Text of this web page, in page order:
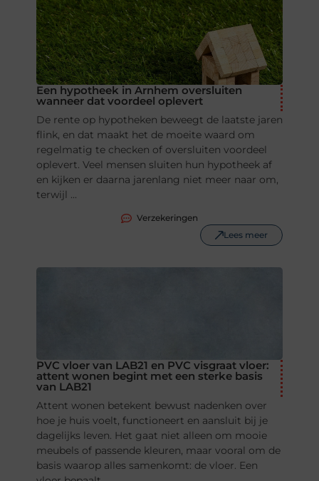
Een hypotheek in Arnhem oversluiten
wanneer dat voordeel oplevert
De rente op hypotheken beweegt de laatste jaren
flink, en dat maakt het de moeite waard om
regelmatig te checken of oversluiten voordeel
oplevert. Veel mensen sluiten hun hypotheek af
en kijken er daarna jarenlang niet meer naar om,
terwijl ...
Verzekeringen
Lees meer
PVC vloer van LAB21 en PVC visgraat vloer:
attent wonen begint met een sterke basis
van LAB21
Attent wonen betekent bewust nadenken over
hoe je huis voelt, functioneert en aansluit bij je
dagelijks leven. Het gaat niet alleen om mooie
meubels of passende kleuren, maar vooral om de
basis waarop alles samenkomt: de vloer. Een